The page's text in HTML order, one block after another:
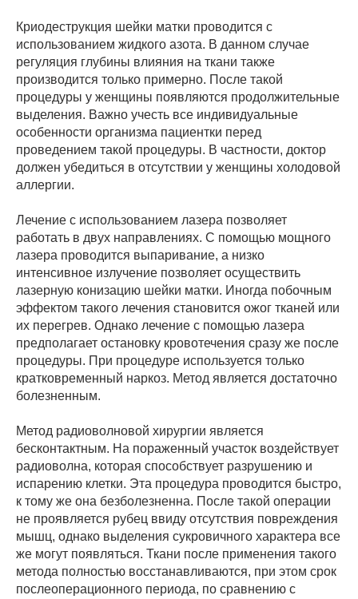
Криодеструкция шейки матки проводится с
использованием жидкого азота. В данном случае
регуляция глубины влияния на ткани также
производится только примерно. После такой
процедуры у женщины появляются продолжительные
выделения. Важно учесть все индивидуальные
особенности организма пациентки перед
проведением такой процедуры. В частности, доктор
должен убедиться в отсутствии у женщины холодовой
аллергии.
Лечение с использованием лазера позволяет
работать в двух направлениях. С помощью мощного
лазера проводится выпаривание, а низко
интенсивное излучение позволяет осуществить
лазерную конизацию шейки матки. Иногда побочным
эффектом такого лечения становится ожог тканей или
их перегрев. Однако лечение с помощью лазера
предполагает остановку кровотечения сразу же после
процедуры. При процедуре используется только
кратковременный наркоз. Метод является достаточно
болезненным.
Метод радиоволновой хирургии является
бесконтактным. На пораженный участок воздействует
радиоволна, которая способствует разрушению и
испарению клетки. Эта процедура проводится быстро,
к тому же она безболезненна. После такой операции
не проявляется рубец ввиду отсутствия повреждения
мышц, однако выделения сукровичного характера все
же могут появляться. Ткани после применения такого
метода полностью восстанавливаются, при этом срок
послеоперационного периода, по сравнению с